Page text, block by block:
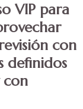
VIP para
con
definidos
con